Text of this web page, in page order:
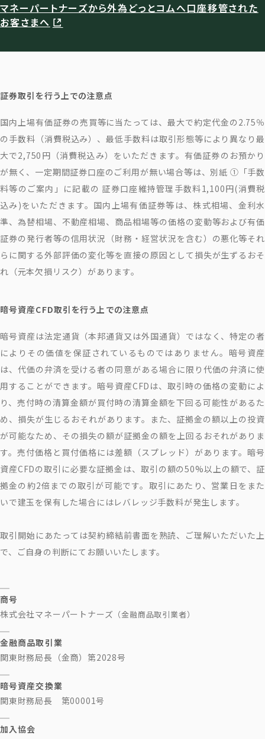
マネーパートナーズから外為どっとコムへ口座移管された
お客さまへ
証券取引を行う上での注意点
国内上場有価証券の売買等に当たっては、最大で約定代金の2.75％
の手数料（消費税込み）、最低手数料は取引形態等により異なり最
大で2,750円（消費税込み）をいただきます。有価証券のお預かり
が無く、一定期間証券口座のご利用が無い場合等は、別紙 ①「手数
料等のご案内」に記載の 証券口座維持管理手数料1,100円(消費税
込み)をいただきます。国内上場有価証券等は、株式相場、金利水
準、為替相場、不動産相場、商品相場等の価格の変動等および有価
証券の発行者等の信用状況（財務・経営状況を含む）の悪化等それ
らに関する外部評価の変化等を直接の原因として損失が生ずるおそ
れ（元本欠損リスク）があります。
暗号資産CFD取引を行う上での注意点
暗号資産は法定通貨（本邦通貨又は外国通貨）ではなく、特定の者
によりその価値を保証されているものではありません。暗号資産
は、代価の弁済を受ける者の同意がある場合に限り代価の弁済に使
用することができます。暗号資産CFDは、取引時の価格の変動によ
り、売付時の清算金額が買付時の清算金額を下回る可能性があるた
め、損失が生じるおそれがあります。また、証拠金の額以上の投資
が可能なため、その損失の額が証拠金の額を上回るおそれがありま
す。売付価格と買付価格には差額（スプレッド）があります。暗号
資産CFDの取引に必要な証拠金は、取引の額の50%以上の額で、証
拠金の約2倍までの取引が可能です。取引にあたり、営業日をまた
いで建玉を保有した場合にはレバレッジ手数料が発生します。
取引開始にあたっては契約締結前書面を熟読、ご理解いただいた上
で、ご自身の判断にてお願いいたします。
商号
株式会社マネーパートナーズ （金融商品取引業者）
金融商品取引業
関東財務局長（金商）第2028号
暗号資産交換業
関東財務局長 第00001号
加入協会